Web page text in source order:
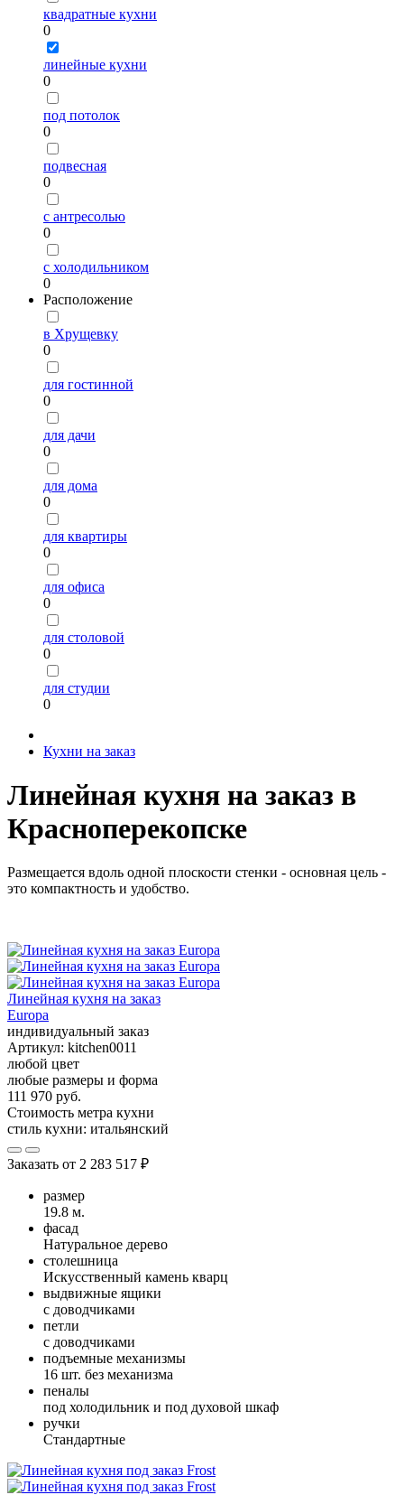
квадратные кухни
0
линейные кухни
0
под потолок
0
подвесная
0
с антресолью
0
с холодильником
0
Расположение
в Хрущевку
0
для гостинной
0
для дачи
0
для дома
0
для квартиры
0
для офиса
0
для столовой
0
для студии
0
Кухни на заказ
Линейная кухня на заказ в
Красноперекопске
Размещается вдоль одной плоскости стенки - основная цель -
это компактность и удобство.
Линейная кухня на заказ
Europa
индивидуальный заказ
Артикул: kitchen0011
любой цвет
любые размеры и форма
111 970 руб.
Стоимость метра кухни
стиль кухни: итальянский
Заказать от 2 283 517 ₽
размер
19.8 м.
фасад
Натуральное дерево
столешница
Искусственный камень кварц
выдвижные ящики
с доводчиками
петли
с доводчиками
подъемные механизмы
16 шт. без механизма
пеналы
под холодильник и под духовой шкаф
ручки
Стандартные